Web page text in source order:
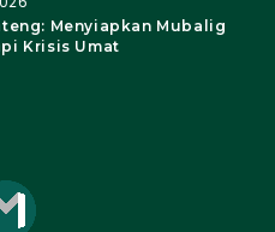
Menyiapkan Mubalig
Krisis Umat